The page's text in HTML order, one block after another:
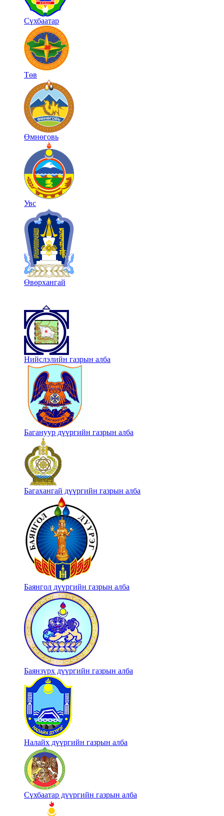
Сүхбаатар
Төв
Өмнөговь
Увс
Өвөрхангай
Нийслэлийн газрын алба
Багануур дүүргийн газрын алба
Багахангай дүүргийн газрын алба
Баянгол дүүргийн газрын алба
Баянзүрх дүүргийн газрын алба
Налайх дүүргийн газрын алба
Сүхбаатар дүүргийн газрын алба